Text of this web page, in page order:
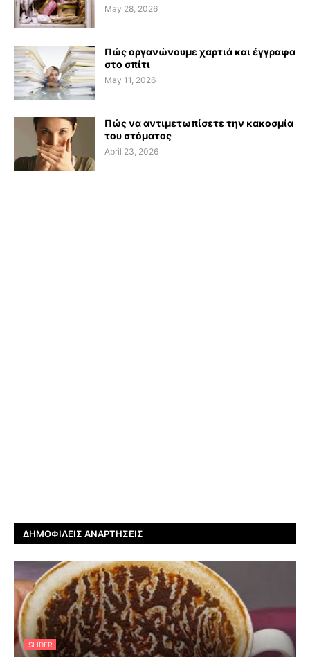
May 28, 2026
Πώς οργανώνουμε χαρτιά και έγγραφα
στο σπίτι
May 11, 2026
Πώς να αντιμετωπίσετε την κακοσμία
του στόματος
April 23, 2026
ΔΗΜΟΦΙΛΕΊΣ ΑΝΑΡΤΉΣΕΙΣ
SLIDER